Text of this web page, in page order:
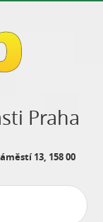
Praha
13, 158 00